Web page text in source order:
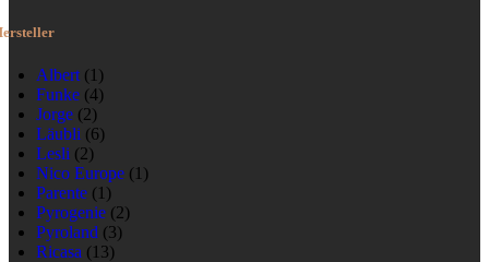
Albert (1)
Funke (4)
Jorge (2)
Läubli (6)
Lesli (2)
Nico Europe (1)
Parente (1)
Pyrogenie (2)
Pyroland (3)
Ricasa (13)